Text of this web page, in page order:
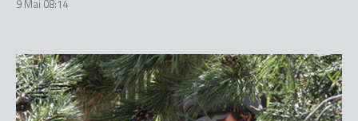
9 Mai 08:14